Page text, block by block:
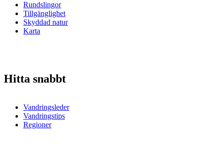
Rundslingor
Tillgänglighet
Skyddad natur
Karta
Hitta snabbt
Vandringsleder
Vandringstips
Regioner